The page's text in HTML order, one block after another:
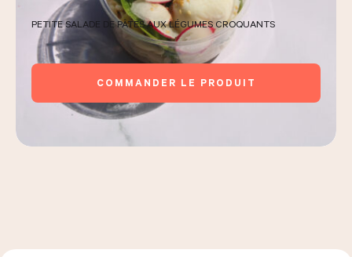
PETITE SALADE DE PÂTES AUX LÉGUMES CROQUANTS
COMMANDER LE PRODUIT